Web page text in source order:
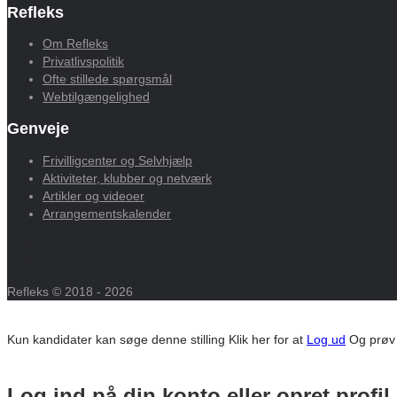
Refleks
Om Refleks
Privatlivspolitik
Ofte stillede spørgsmål
Webtilgængelighed
Genveje
Frivilligcenter og Selvhjælp
Aktiviteter, klubber og netværk
Artikler og videoer
Arrangementskalender
Refleks © 2018 - 2026
Kun kandidater kan søge denne stilling Klik her for at Log ud Og